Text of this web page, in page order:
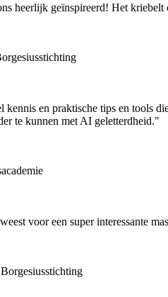
heerlijk geïnspireerd! Het
kennis en praktische tips en tools
te kunnen met AI geletterdheid."
voor een super interessante